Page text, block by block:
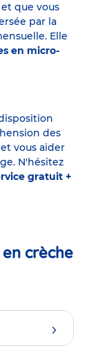
que vous
par la
Elle
en micro-
des
vous aider
N'hésitez
gratuit +
crèche